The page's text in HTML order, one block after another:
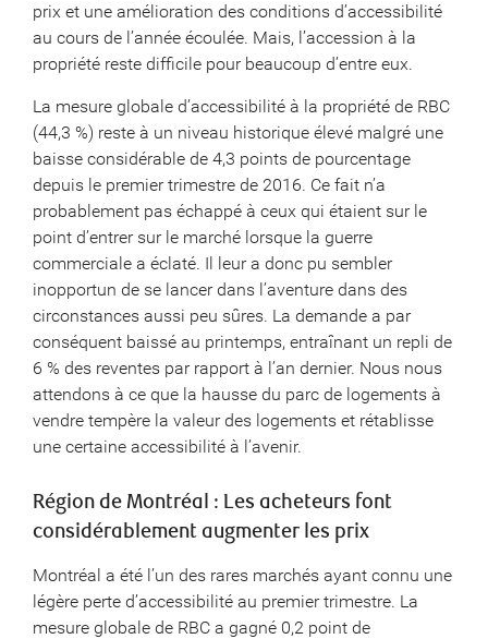
prix et une amélioration des conditions d’accessibilité
au cours de l’année écoulée. Mais, l’accession à la
propriété reste difficile pour beaucoup d’entre eux.
La mesure globale d’accessibilité à la propriété de RBC
(44,3 %) reste à un niveau historique élevé malgré une
baisse considérable de 4,3 points de pourcentage
depuis le premier trimestre de 2016. Ce fait n’a
probablement pas échappé à ceux qui étaient sur le
point d’entrer sur le marché lorsque la guerre
commerciale a éclaté. Il leur a donc pu sembler
inopportun de se lancer dans l’aventure dans des
circonstances aussi peu sûres. La demande a par
conséquent baissé au printemps, entraînant un repli de
6 % des reventes par rapport à l’an dernier. Nous nous
attendons à ce que la hausse du parc de logements à
vendre tempère la valeur des logements et rétablisse
une certaine accessibilité à l’avenir.
Région de Montréal : Les acheteurs font
considérablement augmenter les prix
Montréal a été l’un des rares marchés ayant connu une
légère perte d’accessibilité au premier trimestre. La
mesure globale de RBC a gagné 0,2 point de